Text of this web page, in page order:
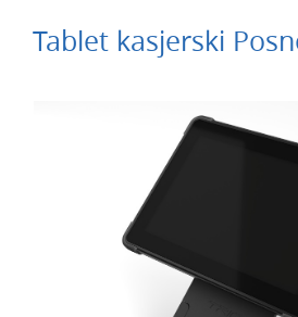
Tablet kasjerski